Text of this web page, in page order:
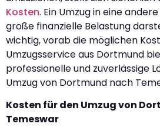
Kosten. Ein Umzug in eine
große finanzielle Belastung
wichtig, vorab die möglichen
Umzugsservice aus Dortmund
professionelle und zuverlässige
Umzug von Dortmund nach
Kosten für den Umzug von
Temeswar